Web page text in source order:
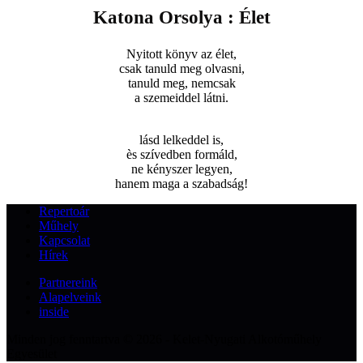
Katona Orsolya : Élet
Nyitott könyv az élet,
csak tanuld meg olvasni,
tanuld meg, nemcsak
a szemeiddel látni.
lásd lelkeddel is,
ès szívedben formáld,
ne kényszer legyen,
hanem maga a szabadság!
Repertoár
Műhely
Kapcsolat
Hírek
Partnereink
Alapelveink
inside